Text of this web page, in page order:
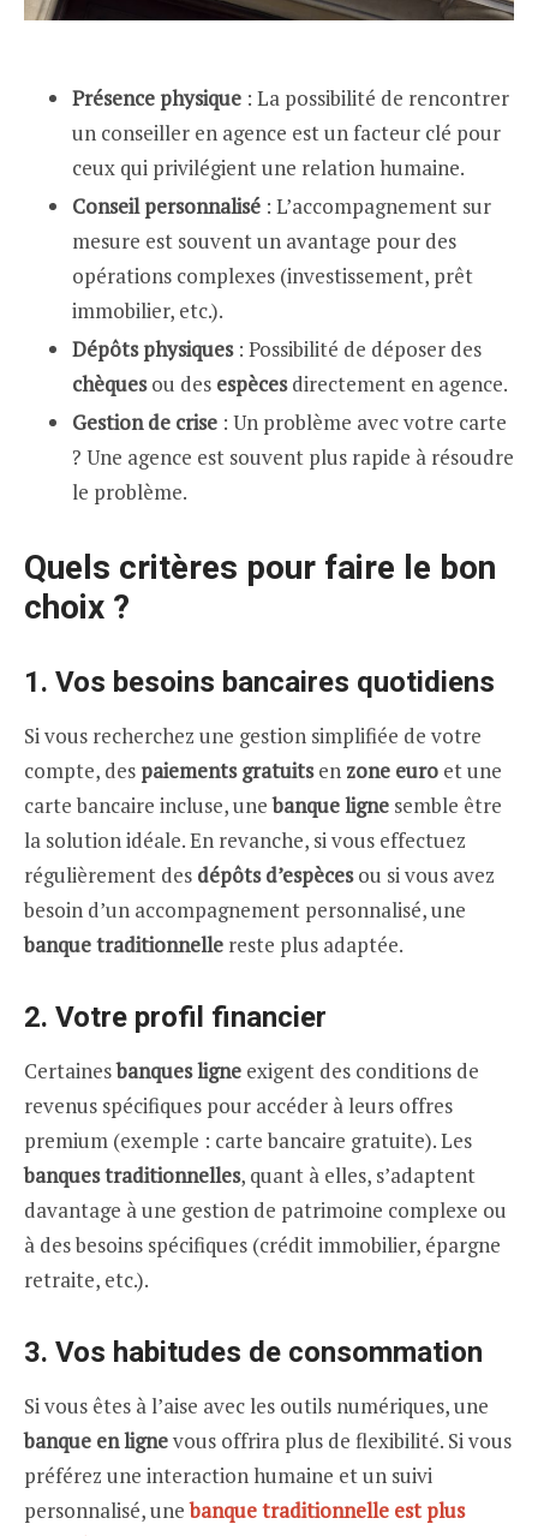
Présence physique : La possibilité de rencontrer
un conseiller en agence est un facteur clé pour
ceux qui privilégient une relation humaine.
Conseil personnalisé : L’accompagnement sur
mesure est souvent un avantage pour des
opérations complexes (investissement, prêt
immobilier, etc.).
Dépôts physiques: Possibilité de déposer des
chèquesou des espècesdirectement en agence.
Gestion de crise : Un problème avec votre carte
? Une agence est souvent plus rapide à résoudre
le problème.
Quels critères pour faire le bon
choix ?
1. Vos besoins bancaires quotidiens
Si vous recherchez une gestion simplifiée de votre
compte, des paiements gratuitsen zone euro et une
carte bancaire incluse, unebanque ligne semble être
la solution idéale. En revanche, si vous effectuez
régulièrement des dépôts d’espècesou si vous avez
besoin d’un accompagnement personnalisé, une
banque traditionnelle reste plus adaptée.
2. Votre profil financier
Certainesbanques ligne exigent des conditions de
revenus spécifiques pour accéder à leurs offres
premium (exemple : carte bancaire gratuite). Les
banques traditionnelles, quant à elles, s’adaptent
davantage à une gestion de patrimoine complexe ou
à des besoins spécifiques (crédit immobilier, épargne
retraite, etc.).
3. Vos habitudes de consommation
Si vous êtes à l’aise avec les outils numériques, une
banque en lignevous offrira plus de flexibilité. Si vous
préférez une interaction humaine et un suivi
personnalisé, unebanque traditionnelle est plus